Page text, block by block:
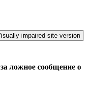
ложное сообщение о